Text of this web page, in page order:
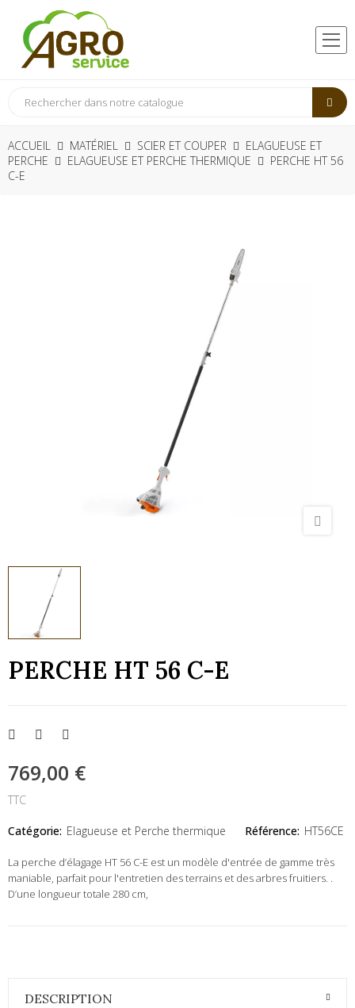
ACCUEIL MATÉRIEL SCIER ET COUPER
ELAGUEUSE ET
PERCHE
ELAGUEUSE ET PERCHE THERMIQUE
PERCHE HT 56
C-E
PERCHE HT 56 C-E
769,00 €
TTC
Catégorie: Elagueuse et Perche thermique Référence: HT56CE
La perche d’élagage HT 56 C-E est un modèle d'entrée de gamme très
maniable, parfait pour l'entretien des terrains et des arbres fruitiers. .
D’une longueur totale 280 cm,
DESCRIPTION